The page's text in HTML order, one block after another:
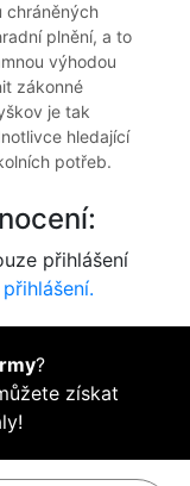
chráněných
plnění, a to
výhodou
zákonné
je tak
hledající
potřeb.
přihlášení
?
získat